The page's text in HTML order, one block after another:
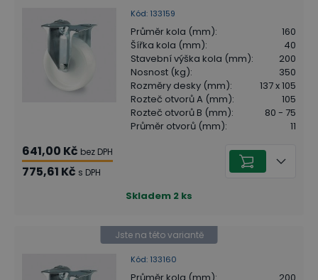
Kód: 133159
Průměr kola (mm):
160
Šířka kola (mm):
40
Stavební výška kola (mm):
200
Nosnost (kg):
350
Rozměry desky (mm):
137 x 105
Rozteč otvorů A (mm):
105
Rozteč otvorů B (mm):
80 - 75
Průměr otvorů (mm): 11
641,00 Kč bez DPH
775,61 Kč s DPH
Skladem 2 ks
Kód: 133160
Jste na této variantě
Průměr kola (mm): 200